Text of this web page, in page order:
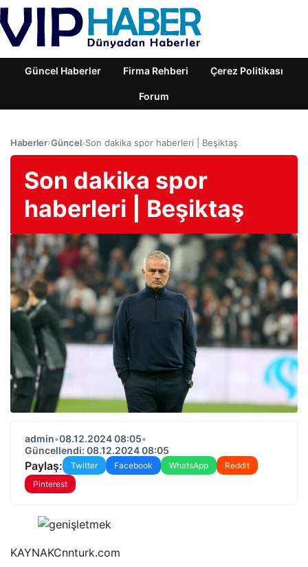
Güncel Haberler Firma Rehberi Çerez Politikası
Forum
Haberler›Güncel›Son dakika spor haberleri | Beşiktaş
Son dakika spor
haberleri | Beşiktaş
admin•08.12.2024 08:05•
Güncellendi: 08.12.2024 08:05
Paylaş: Twitter Facebook WhatsApp
Reddit
Pinterest
KAYNAKCnnturk.com